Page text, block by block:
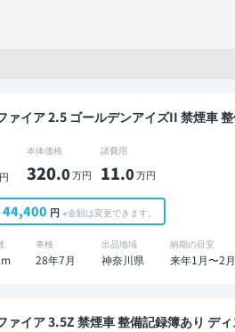
ルデンアイズII 禁煙車 整備記録簿あり ディスプレイオーディオ
側電動スライドドア 7人乗り
本体価格
320.0万円
諸費用
11.0万円
44,400 円 ※金額は変更できます。
車検
28年7月
出品地域
神奈川県
納期の目安
来年1月〜2月
ディスプレイオーディオ ※ナビキットあり